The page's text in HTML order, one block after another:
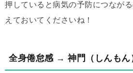
押していると病気の予防につなが
えておいてくださいね！
全身倦怠感 → 神門（しんもん